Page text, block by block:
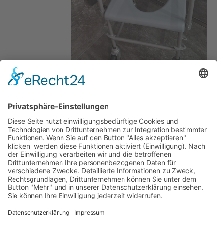
zurück
© 2025 ÖZIV Bundesverband – Alle Rechte vorbehalten
Home